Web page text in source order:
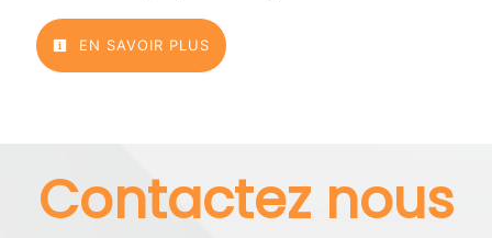
EN SAVOIR PLUS
Contactez nous